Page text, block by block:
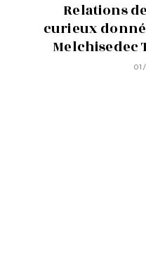
Relations
curieux
Melchisedec